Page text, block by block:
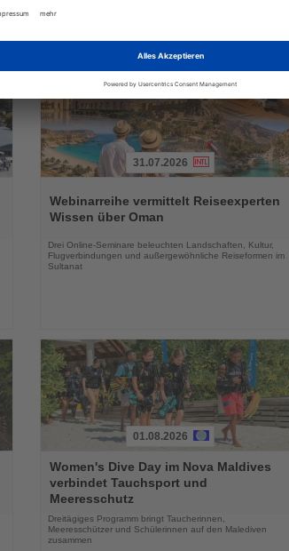
Sie
die
31.07.2026
Webinarreihe vermittelt Reiseexperten
Wissen über Oman
Drei Online-Seminare beleuchten Landschaften, Kultur,
Flugverbindungen und außergewöhnliche Reiseformen im
Sultanat
Sie
die
Nachrichten
01.08.2026
Women's Dive Day im Nova Maldives
verbindet Tauchsport und
Meeresschutz
Dreitägiges Programm bringt Taucherinnen,
Meeresschützer und Schülerinnen auf den Malediven
zusammen